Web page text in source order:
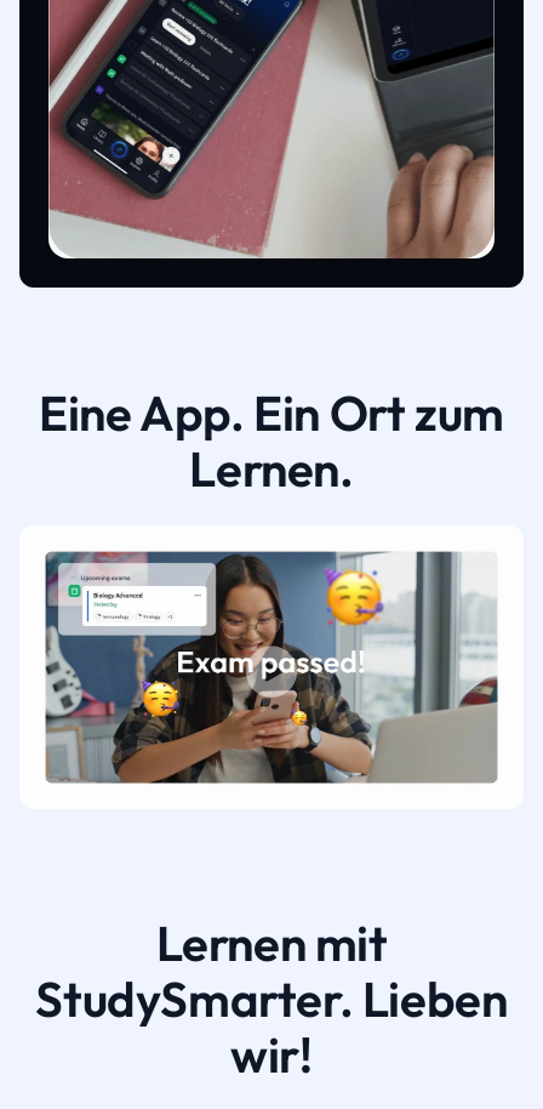
Eine App. Ein Ort zum
Lernen.
Lernen mit
StudySmarter. Lieben
wir!